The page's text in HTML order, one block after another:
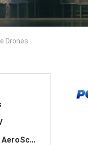
Drones
Detector de drones DJI AeroScope